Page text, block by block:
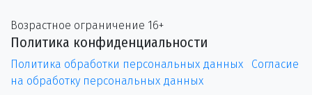
Возрастное ограничение 16+
Политика конфиденциальности
Политика обработки персональных данных
Согласие
на обработку персональных данных